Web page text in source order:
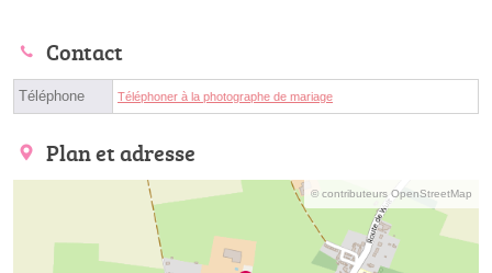
Contact
Téléphone Téléphoner à la photographe de mariage
Plan et adresse
© contributeurs OpenStreetMap